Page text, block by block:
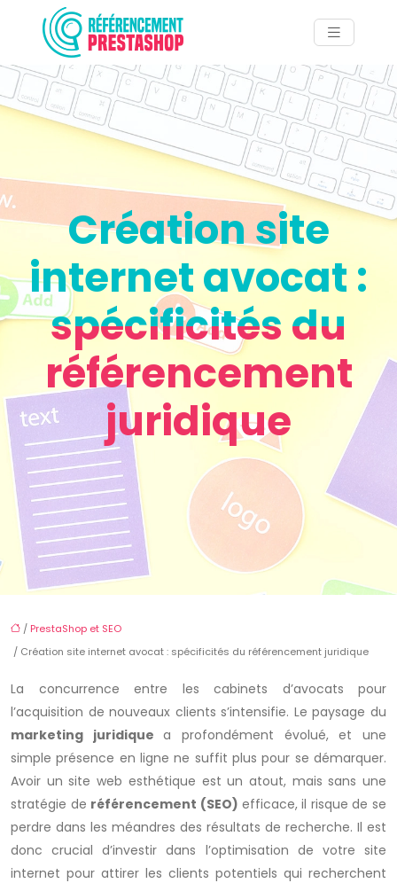
Création site
internet avocat :
spécificités du
référencement
juridique
/ PrestaShop et SEO
/ Création site internet avocat : spécificités du référencement juridique
La concurrence entre les cabinets d’avocats pour
l’acquisition de nouveaux clients s’intensifie. Le paysage du
marketing juridiquea profondément évolué, et une
simple présence en ligne ne suffit plus pour se démarquer.
Avoir un site web esthétique est un atout, mais sans une
stratégie de référencement (SEO) efficace, il risque de se
perdre dans les méandres des résultats de recherche. Il est
donc crucial d’investir dans l’optimisation de votre site
internet pour attirer les clients potentiels qui recherchent